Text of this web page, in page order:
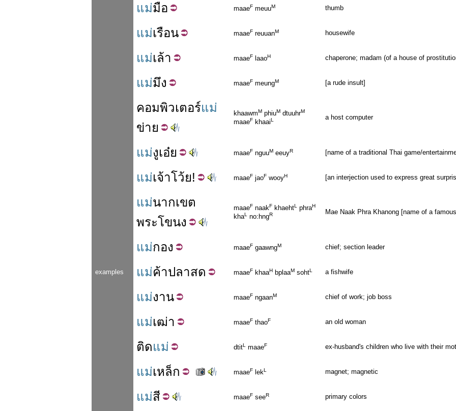
examples
แม่มือ maaeF meuuM thumb
แม่เรือน maaeF reuuanM housewife
แม่เล้า maaeF laaoH chaperone; madam (of a house of
แม่มึง maaeF meungM [a rude insult]
คอมพิวเตอร์แม่
ข่าย
khaawmM phiuM dtuuhrM
maaeF khaaiL a host computer
แม่งูเอ๋ย maaeF nguuM eeuyR [name of a traditional Thai game/
แม่เจ้าโว้ย! maaeF jaoF wooyH [an interjection used to express great
แม่นากเขต
พระโขนง
maaeF naakF khaehtL phraH
khaL no:hngR Mae Naak Phra Khanong [name of a
แม่กอง maaeF gaawngM chief; section leader
แม่ค้าปลาสด maaeF khaaH bplaaM sohtL a fishwife
แม่งาน maaeF ngaanM chief of work; job boss
แม่เฒ่า maaeF thaoF an old woman
ติดแม่ dtitL maaeF ex-husband's children who live with their
แม่เหล็ก maaeF lekL magnet; magnetic
แม่สี maaeF seeR primary colors